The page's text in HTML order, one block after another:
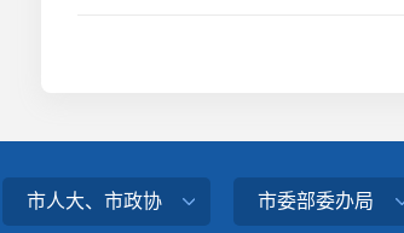
市人大、市政协 市委部委办局